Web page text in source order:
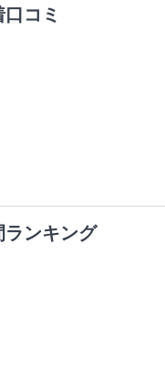
コミ
ランキング